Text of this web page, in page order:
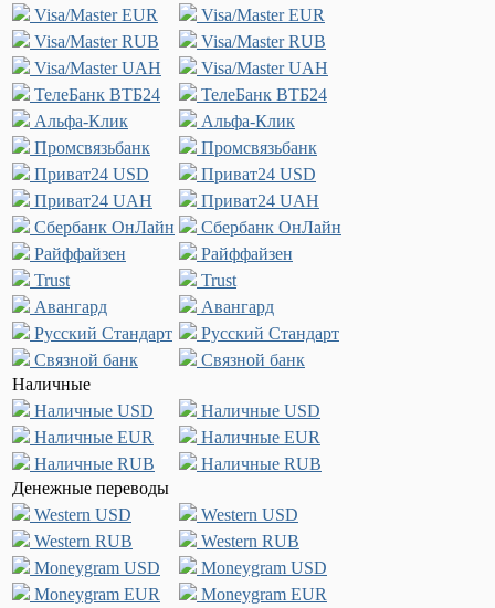
Visa/Master EUR
Visa/Master EUR
Visa/Master RUB
Visa/Master RUB
Visa/Master UAH
Visa/Master UAH
ТелеБанк ВТБ24
ТелеБанк ВТБ24
Альфа-Клик
Альфа-Клик
Промсвязьбанк
Промсвязьбанк
Приват24 USD
Приват24 USD
Приват24 UAH
Приват24 UAH
Сбербанк ОнЛайн
Сбербанк ОнЛайн
Райффайзен
Райффайзен
Trust
Trust
Авангард
Авангард
Русский Стандарт
Русский Стандарт
Связной банк
Связной банк
Наличные
Наличные USD
Наличные USD
Наличные EUR
Наличные EUR
Наличные RUB
Наличные RUB
Денежные переводы
Western USD
Western USD
Western RUB
Western RUB
Moneygram USD
Moneygram USD
Moneygram EUR
Moneygram EUR